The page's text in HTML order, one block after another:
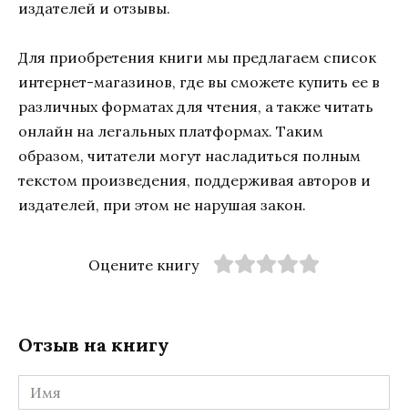
издателей и отзывы.
Для приобретения книги мы предлагаем список
интернет-магазинов, где вы сможете купить ее в
различных форматах для чтения, а также читать
онлайн на легальных платформах. Таким
образом, читатели могут насладиться полным
текстом произведения, поддерживая авторов и
издателей, при этом не нарушая закон.
Оцените книгу
Отзыв на книгу
Имя
*